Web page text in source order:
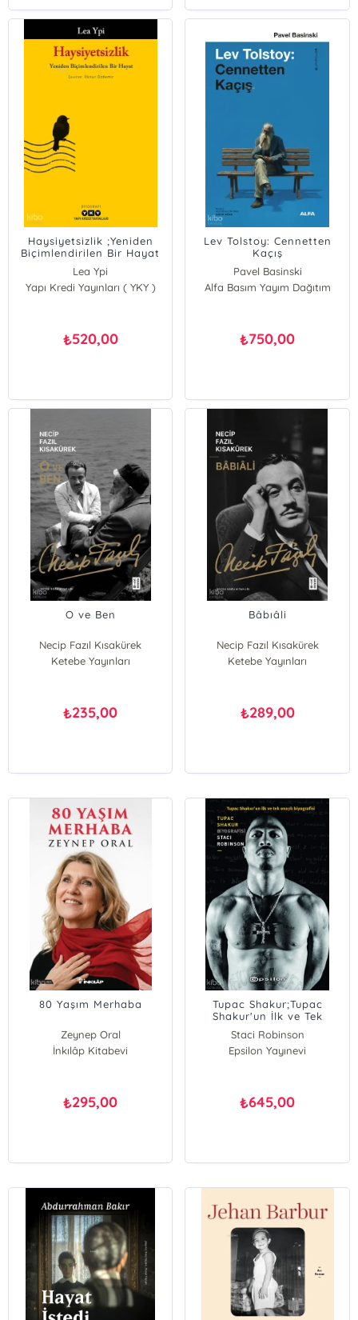
Haysiyetsizlik ;Yeniden
Biçimlendirilen Bir Hayat
Lea Ypi
Yapı Kredi Yayınları ( YKY )
₺520,00
Lev Tolstoy: Cennetten
Kaçış
Pavel Basinski
Alfa Basım Yayım Dağıtım
₺750,00
O ve Ben
Necip Fazıl Kısakürek
Ketebe Yayınları
₺235,00
Bâbıâli
Necip Fazıl Kısakürek
Ketebe Yayınları
₺289,00
80 Yaşım Merhaba
Zeynep Oral
İnkılâp Kitabevi
₺295,00
Tupac Shakur;Tupac
Shakur'un İlk ve Tek
Onaylı Biyografisi
Staci Robinson
Epsilon Yayınevi
₺645,00